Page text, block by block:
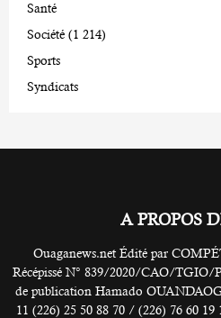
Santé
Société (1 214)
Sports
Syndicats
A PROPOS
Ouaganews.net Édité par
Récépissé N° 839/2020/CAO/TGIO/
de publication Hamado
11 (226) 25 50 88 70 / (226) 76 60